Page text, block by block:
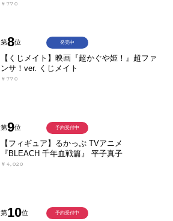
￥770
第8位
【くじメイト】映画『超かぐや姫！』超ファ
ンサ！ver. くじメイト
￥770
発売中
第9位
【フィギュア】るかっぷ TVアニメ
『BLEACH 千年血戦篇』 平子真子
￥4,020
予約受付中
第10位 予約受付中